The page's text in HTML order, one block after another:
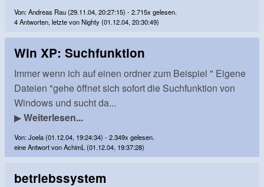
Von: Andreas Rau (29.11.04, 20:27:15) - 2.715x gelesen.
4 Antworten, letzte von Nighty (01.12.04, 20:30:49)
Win XP: Suchfunktion
Immer wenn ich auf einen ordner zum Beispiel " Eigene
Dateien "gehe öffnet sich sofort die Suchfunktion von
Windows und sucht da...
▶Weiterlesen...
Von: Joela (01.12.04, 19:24:34) - 2.349x gelesen.
eine Antwort von AchimL (01.12.04, 19:37:28)
betriebssystem